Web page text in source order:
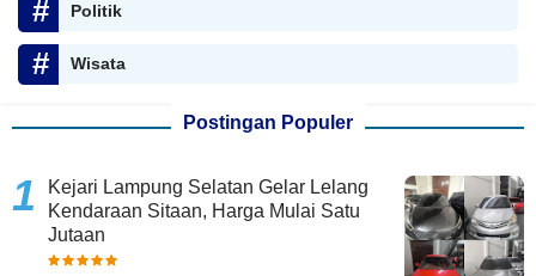
Politik
Wisata
Postingan Populer
Kejari Lampung Selatan Gelar Lelang
Kendaraan Sitaan, Harga Mulai Satu
Jutaan